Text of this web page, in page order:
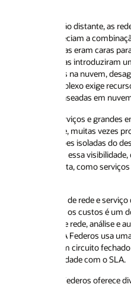
de caixas conectadas
garantias de desempenho,
e geravam o mínimo de
que aborda esses problemas.
de geração de eventos. A
e garantia que ofereçam
dessas redes normalmente
Além de um
ou nenhuma visibilidade do
vezes têm dificuldades
de rede 5G, em relação às
que provedores de serviços
aquisição da Federos pela
habilitada para a nuvem, que
automação de rede para
inteligente os serviços do cliente
complementares ao robusto